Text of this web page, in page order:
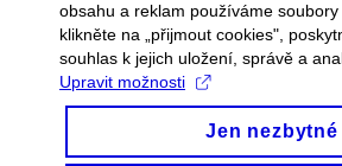
obsahu a reklam používáme
klikněte na „přijmout cookies",
souhlas k jejich uložení, správě a
Upravit možnosti
Jen nezbytné